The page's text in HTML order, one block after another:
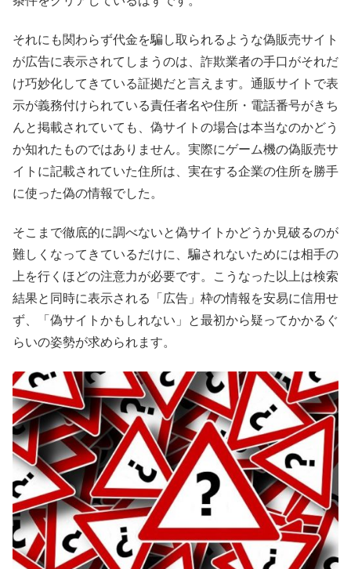
それにも関わらず代金を騙し取られるような偽販売サイト
が広告に表示されてしまうのは、詐欺業者の手口がそれだ
け巧妙化してきている証拠だと言えます。通販サイトで表
示が義務付けられている責任者名や住所・電話番号がきち
んと掲載されていても、偽サイトの場合は本当なのかどう
か知れたものではありません。実際にゲーム機の偽販売サ
イトに記載されていた住所は、実在する企業の住所を勝手
に使った偽の情報でした。
そこまで徹底的に調べないと偽サイトかどうか見破るのが
難しくなってきているだけに、騙されないためには相手の
上を行くほどの注意力が必要です。こうなった以上は検索
結果と同時に表示される「広告」枠の情報を安易に信用せ
ず、「偽サイトかもしれない」と最初から疑ってかかるぐ
らいの姿勢が求められます。